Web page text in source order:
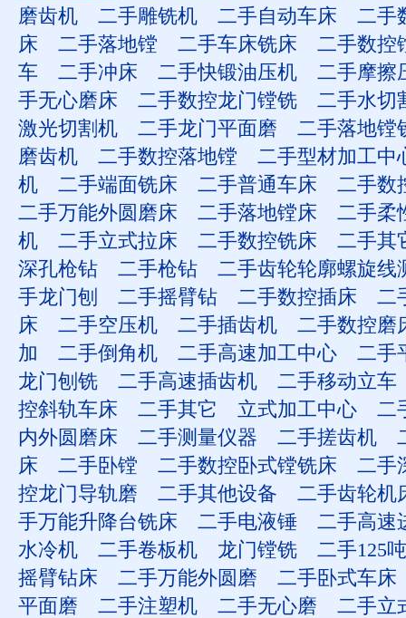
磨齿机
二手雕铣机 二手自动车床
二手
床
二手落地镗 二手车床铣床
二手数控
车
二手冲床 二手快锻油压机
二手摩擦
手无心磨床
二手数控龙门镗铣
二手水切
激光切割机
二手龙门平面磨
二手落地镗
磨齿机
二手数控落地镗
二手型材加工中
机
二手端面铣床 二手普通车床
二手数
二手万能外圆磨床
二手落地镗床
二手柔
机
二手立式拉床 二手数控铣床
二手其
深孔枪钻
二手枪钻
二手齿轮轮廓螺旋线
手龙门刨
二手摇臂钻 二手数控插床
二
床
二手空压机 二手插齿机
二手数控磨
加
二手倒角机 二手高速加工中心
二手
龙门刨铣
二手高速插齿机
二手移动立车
控斜轨车床
二手其它 立式加工中心
二
内外圆磨床
二手测量仪器 二手搓齿机
床
二手卧镗 二手数控卧式镗铣床
二手
控龙门导轨磨
二手其他设备
二手齿轮机
手万能升降台铣床
二手电液锤
二手高速
水冷机
二手卷板机 龙门镗铣
二手125
摇臂钻床
二手万能外圆磨
二手卧式车床
平面磨
二手注塑机 二手无心磨
二手立